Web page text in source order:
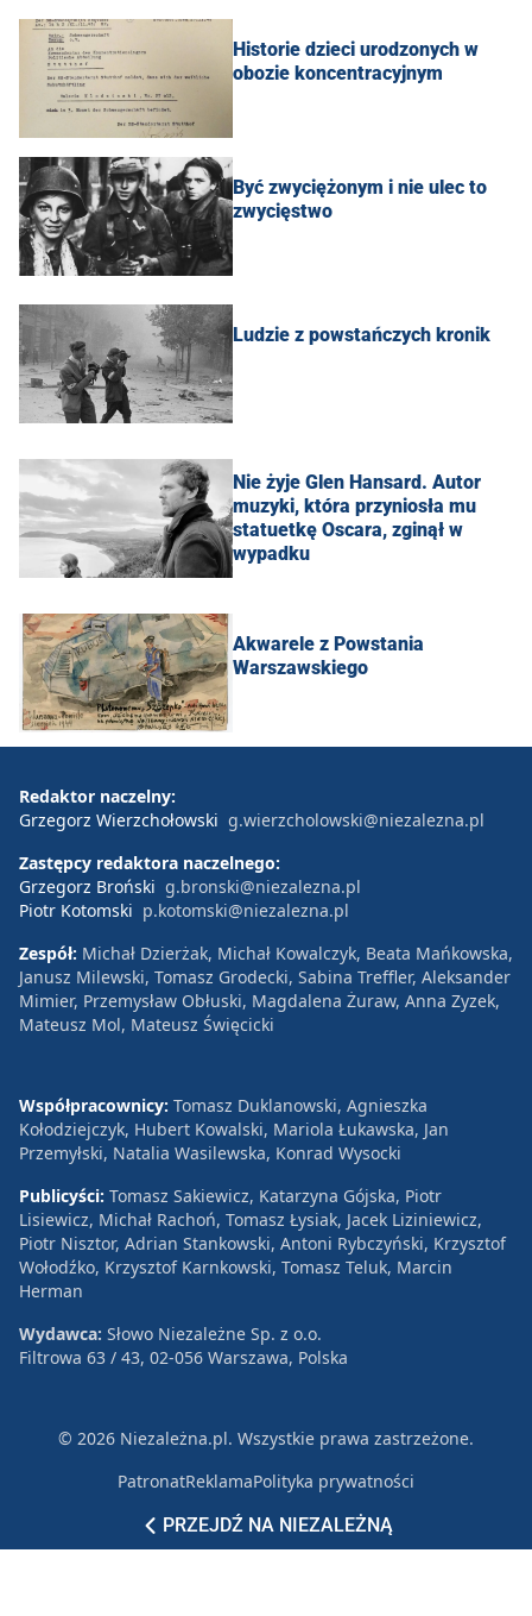
Historie dzieci urodzonych w
obozie koncentracyjnym
Być zwyciężonym i nie ulec to
zwycięstwo
Ludzie z powstańczych kronik
Nie żyje Glen Hansard. Autor
muzyki, która przyniosła mu
statuetkę Oscara, zginął w
wypadku
Akwarele z Powstania
Warszawskiego
PRZEJDŹ NA NIEZALEŻNĄ
Redaktor naczelny:
Grzegorz Wierzchołowski g.wierzcholowski@niezalezna.pl
Zastępcy redaktora naczelnego:
Grzegorz Broński g.bronski@niezalezna.pl
Piotr Kotomski p.kotomski@niezalezna.pl
Zespół: Michał Dzierżak, Michał Kowalczyk, Beata Mańkowska,
Janusz Milewski, Tomasz Grodecki, Sabina Treffler, Aleksander
Mimier, Przemysław Obłuski, Magdalena Żuraw, Anna Zyzek,
Mateusz Mol, Mateusz Święcicki
Współpracownicy: Tomasz Duklanowski, Agnieszka
Kołodziejczyk, Hubert Kowalski, Mariola Łukawska, Jan
Przemyłski, Natalia Wasilewska, Konrad Wysocki
Publicyści: Tomasz Sakiewicz, Katarzyna Gójska, Piotr
Lisiewicz, Michał Rachoń, Tomasz Łysiak, Jacek Liziniewicz,
Piotr Nisztor, Adrian Stankowski, Antoni Rybczyński, Krzysztof
Wołodźko, Krzysztof Karnkowski, Tomasz Teluk, Marcin
Herman
Wydawca: Słowo Niezależne Sp. z o.o.
Filtrowa 63 / 43, 02-056 Warszawa, Polska
© 2026 Niezależna.pl. Wszystkie prawa zastrzeżone.
PatronatReklamaPolityka prywatności